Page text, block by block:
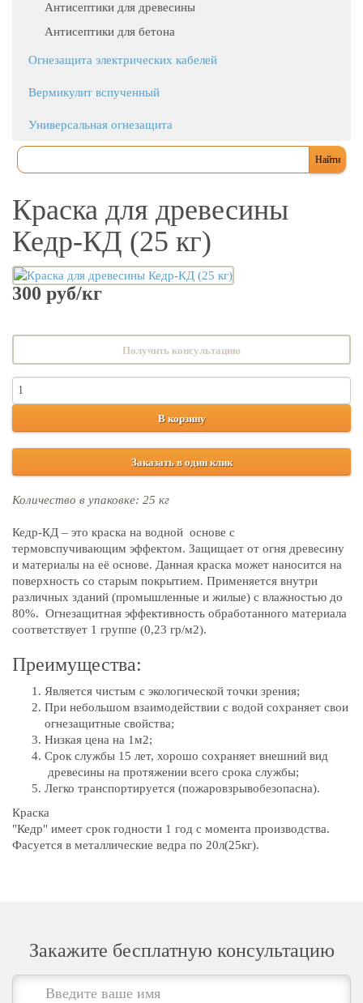
Антисептики для древесины
Антисептики для бетона
Огнезащита электрических кабелей
Вермикулит вспученный
Универсальная огнезащита
Краска для древесины
Кедр-КД (25 кг)
300 руб/кг
Получить консультацию
В корзину
Заказать в один клик
Количество в упаковке: 25 кг
Кедр-КД – это краска на водной основе с
термовспучивающим эффектом. Защищает от огня древесину
и материалы на её основе. Данная краска может наносится на
поверхность со старым покрытием. Применяется внутри
различных зданий (промышленные и жилые) с влажностью до
80%. Огнезащитная эффективность обработанного материала
соответствует 1 группе (0,23 гр/м2).
Преимущества:
Является чистым с экологической точки зрения;
При небольшом взаимодействии с водой сохраняет свои
огнезащитные свойства;
Низкая цена на 1м2;
Срок службы 15 лет, хорошо сохраняет внешний вид
древесины на протяжении всего срока службы;
Легко транспортируется (пожаровзрывобезопасна).
Краска
"Кедр" имеет срок годности 1 год с момента производства.
Фасуется в металлические ведра по 20л(25кг).
Закажите бесплатную консультацию